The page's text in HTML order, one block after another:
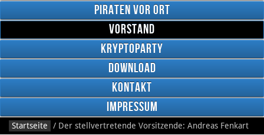
Piraten vor Ort
Vorstand
Kryptoparty
Download
Kontakt
Impressum
Startseite / Der stellvertretende Vorsitzende: Andreas Fenkart